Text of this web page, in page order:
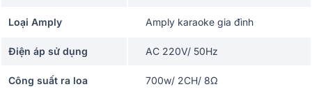
Loại Amply Amply karaoke gia đình
Điện áp sử dụng AC 220V/ 50Hz
Công suất ra loa 700w/ 2CH/ 8Ω